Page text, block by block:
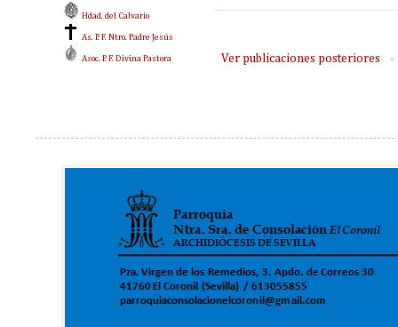
Ver publicaciones posteriores
Hdad. del Calvario
As. P. F. Ntro. Padre Jesús
Asoc. P. F. Divina Pastora